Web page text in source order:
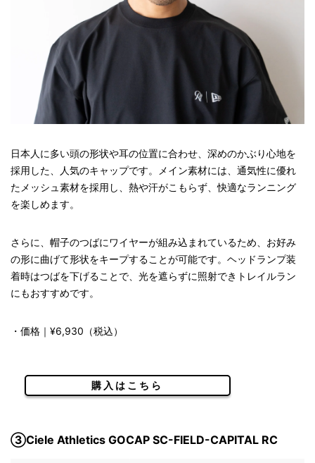
日本人に多い頭の形状や耳の位置に合わせ、深めのかぶり心地を
採用した、人気のキャップです。メイン素材には、通気性に優れ
たメッシュ素材を採用し、熱や汗がこもらず、快適なランニング
を楽しめます。
さらに、帽子のつばにワイヤーが組み込まれているため、お好み
の形に曲げて形状をキープすることが可能です。ヘッドランプ装
着時はつばを下げることで、光を遮らずに照射できトレイルラン
にもおすすめです。
・価格｜¥6,930（税込）
購入はこちら
③Ciele Athletics GOCAP SC-FIELD-CAPITAL RC